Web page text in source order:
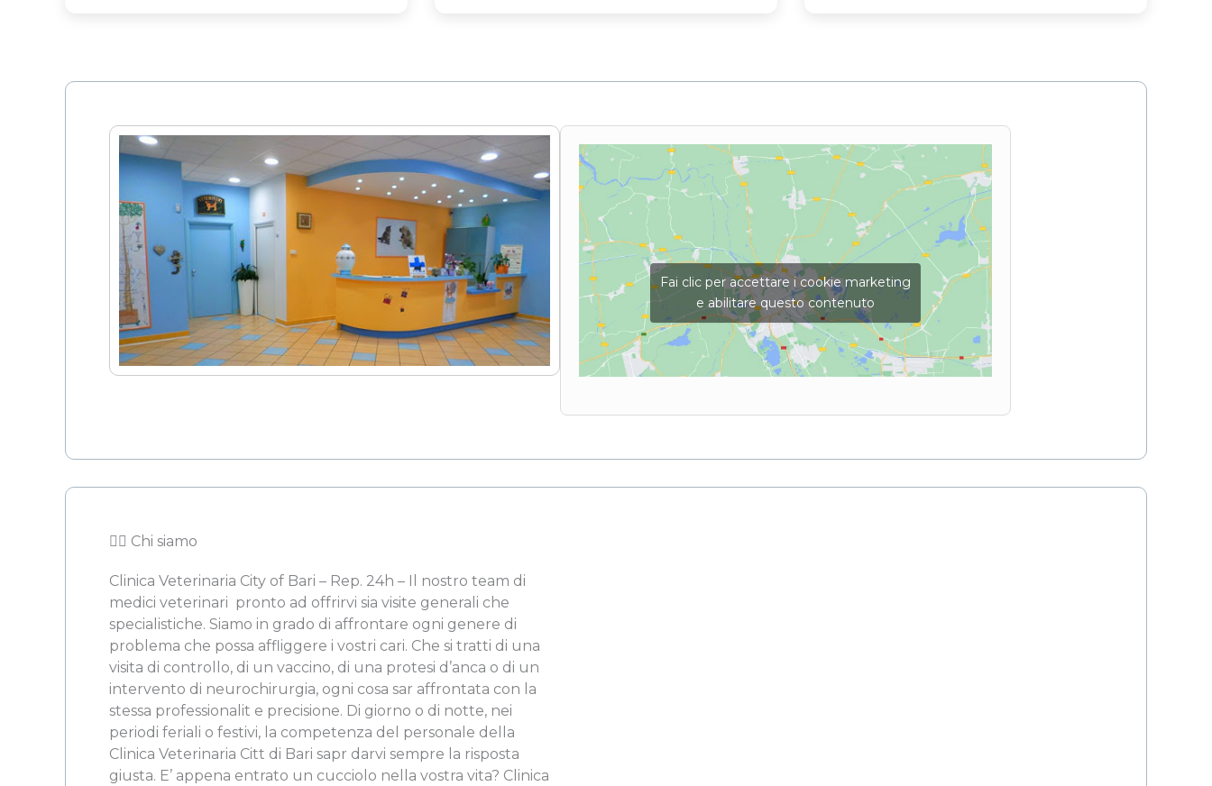
Fai clic per accettare i cookie marketing
e abilitare questo contenuto
👨‍⚖️ Chi siamo
Clinica Veterinaria City of Bari – Rep. 24h – Il nostro team di
medici veterinari  pronto ad offrirvi sia visite generali che
specialistiche. Siamo in grado di affrontare ogni genere di
problema che possa affliggere i vostri cari. Che si tratti di una
visita di controllo, di un vaccino, di una protesi d’anca o di un
intervento di neurochirurgia, ogni cosa sar affrontata con la
stessa professionalit e precisione. Di giorno o di notte, nei
periodi feriali o festivi, la competenza del personale della
Clinica Veterinaria Citt di Bari sapr darvi sempre la risposta
giusta. E’ appena entrato un cucciolo nella vostra vita? Clinica